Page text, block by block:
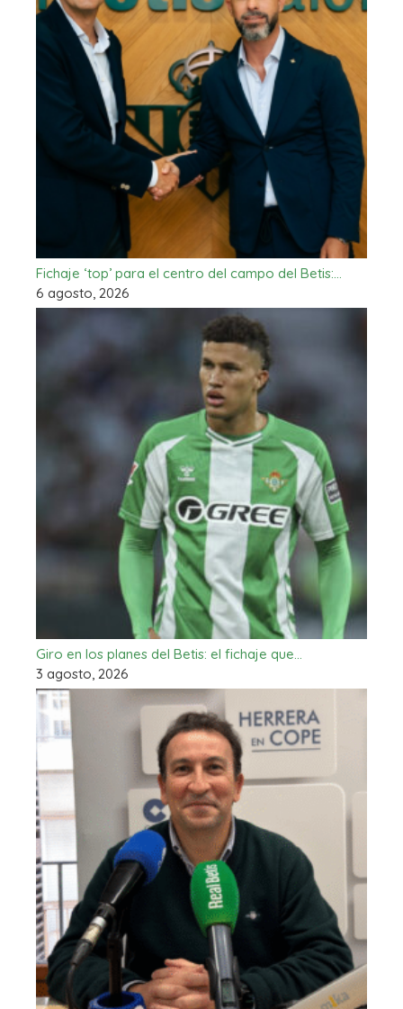
Fichaje ‘top’ para el centro del campo del Betis:…
6 agosto, 2026
Giro en los planes del Betis: el fichaje que…
3 agosto, 2026